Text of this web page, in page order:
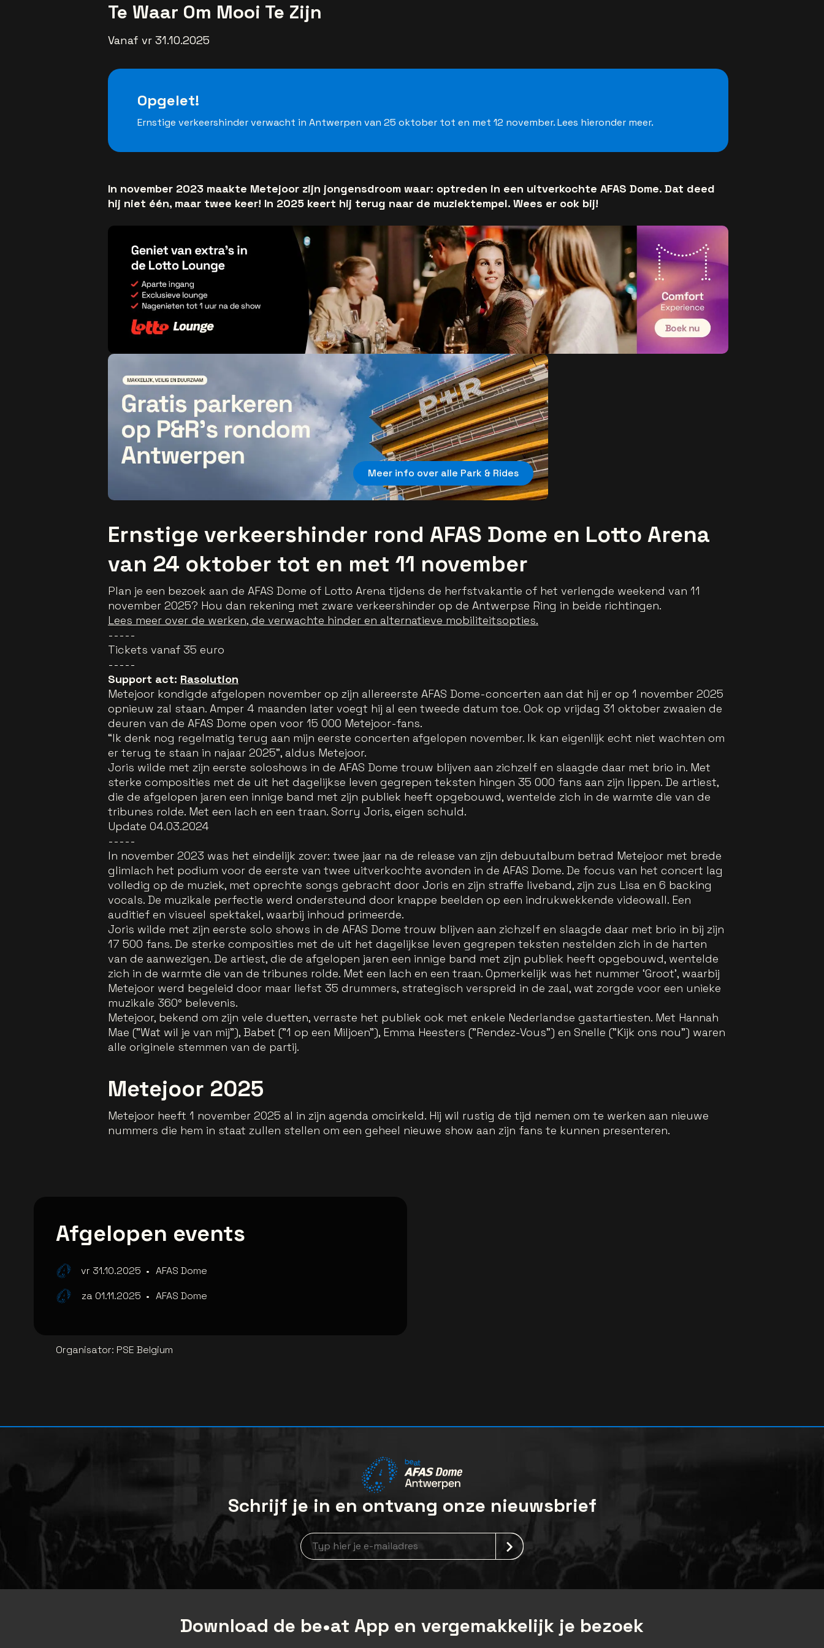
Te Waar Om Mooi Te Zijn
Vanaf vr 31.10.2025
Opgelet!
Ernstige verkeershinder verwacht in Antwerpen van 25 oktober tot en met 12 november. Lees hieronder meer.
In november 2023 maakte Metejoor zijn jongensdroom waar: optreden in een uitverkochte AFAS Dome. Dat deed
hij niet één, maar twee keer! In 2025 keert hij terug naar de muziektempel. Wees er ook bij!
Meer info over alle Park & Rides
Ernstige verkeershinder rond AFAS Dome en Lotto Arena
van 24 oktober tot en met 11 november
Plan je een bezoek aan de AFAS Dome of Lotto Arena tijdens de herfstvakantie of het verlengde weekend van 11
november 2025? Hou dan rekening met zware verkeershinder op de Antwerpse Ring in beide richtingen.
Lees meer over de werken, de verwachte hinder en alternatieve mobiliteitsopties.
-----
Tickets vanaf 35 euro
-----
Support act: Rasolution
Metejoor kondigde afgelopen november op zijn allereerste AFAS Dome-concerten aan dat hij er op 1 november 2025
opnieuw zal staan. Amper 4 maanden later voegt hij al een tweede datum toe. Ook op vrijdag 31 oktober zwaaien de
deuren van de AFAS Dome open voor 15 000 Metejoor-fans.
“Ik denk nog regelmatig terug aan mijn eerste concerten afgelopen november. Ik kan eigenlijk echt niet wachten om
er terug te staan in najaar 2025", aldus Metejoor.
Joris wilde met zijn eerste soloshows in de AFAS Dome trouw blijven aan zichzelf en slaagde daar met brio in. Met
sterke composities met de uit het dagelijkse leven gegrepen teksten hingen 35 000 fans aan zijn lippen. De artiest,
die de afgelopen jaren een innige band met zijn publiek heeft opgebouwd, wentelde zich in de warmte die van de
tribunes rolde. Met een lach en een traan. Sorry Joris, eigen schuld.
Update 04.03.2024
-----
In november 2023 was het eindelijk zover: twee jaar na de release van zijn debuutalbum betrad Metejoor met brede
glimlach het podium voor de eerste van twee uitverkochte avonden in de AFAS Dome. De focus van het concert lag
volledig op de muziek, met oprechte songs gebracht door Joris en zijn straffe liveband, zijn zus Lisa en 6 backing
vocals. De muzikale perfectie werd ondersteund door knappe beelden op een indrukwekkende videowall. Een
auditief en visueel spektakel, waarbij inhoud primeerde.
Joris wilde met zijn eerste solo shows in de AFAS Dome trouw blijven aan zichzelf en slaagde daar met brio in bij zijn
17 500 fans. De sterke composities met de uit het dagelijkse leven gegrepen teksten nestelden zich in de harten
van de aanwezigen. De artiest, die de afgelopen jaren een innige band met zijn publiek heeft opgebouwd, wentelde
zich in de warmte die van de tribunes rolde. Met een lach en een traan. Opmerkelijk was het nummer ‘Groot’, waarbij
Metejoor werd begeleid door maar liefst 35 drummers, strategisch verspreid in de zaal, wat zorgde voor een unieke
muzikale 360° belevenis.
Metejoor, bekend om zijn vele duetten, verraste het publiek ook met enkele Nederlandse gastartiesten. Met Hannah
Mae ("Wat wil je van mij"), Babet ("1 op een Miljoen"), Emma Heesters ("Rendez-Vous") en Snelle ("Kijk ons nou") waren
alle originele stemmen van de partij.
Metejoor 2025
Metejoor heeft 1 november 2025 al in zijn agenda omcirkeld. Hij wil rustig de tijd nemen om te werken aan nieuwe
nummers die hem in staat zullen stellen om een geheel nieuwe show aan zijn fans te kunnen presenteren.
Afgelopen events
vr 31.10.2025 • AFAS Dome
za 01.11.2025 • AFAS Dome
Organisator: PSE Belgium
Schrijf je in en ontvang onze nieuwsbrief
Nieuwsbrief aanmelding
Download de be•at App en vergemakkelijk je bezoek